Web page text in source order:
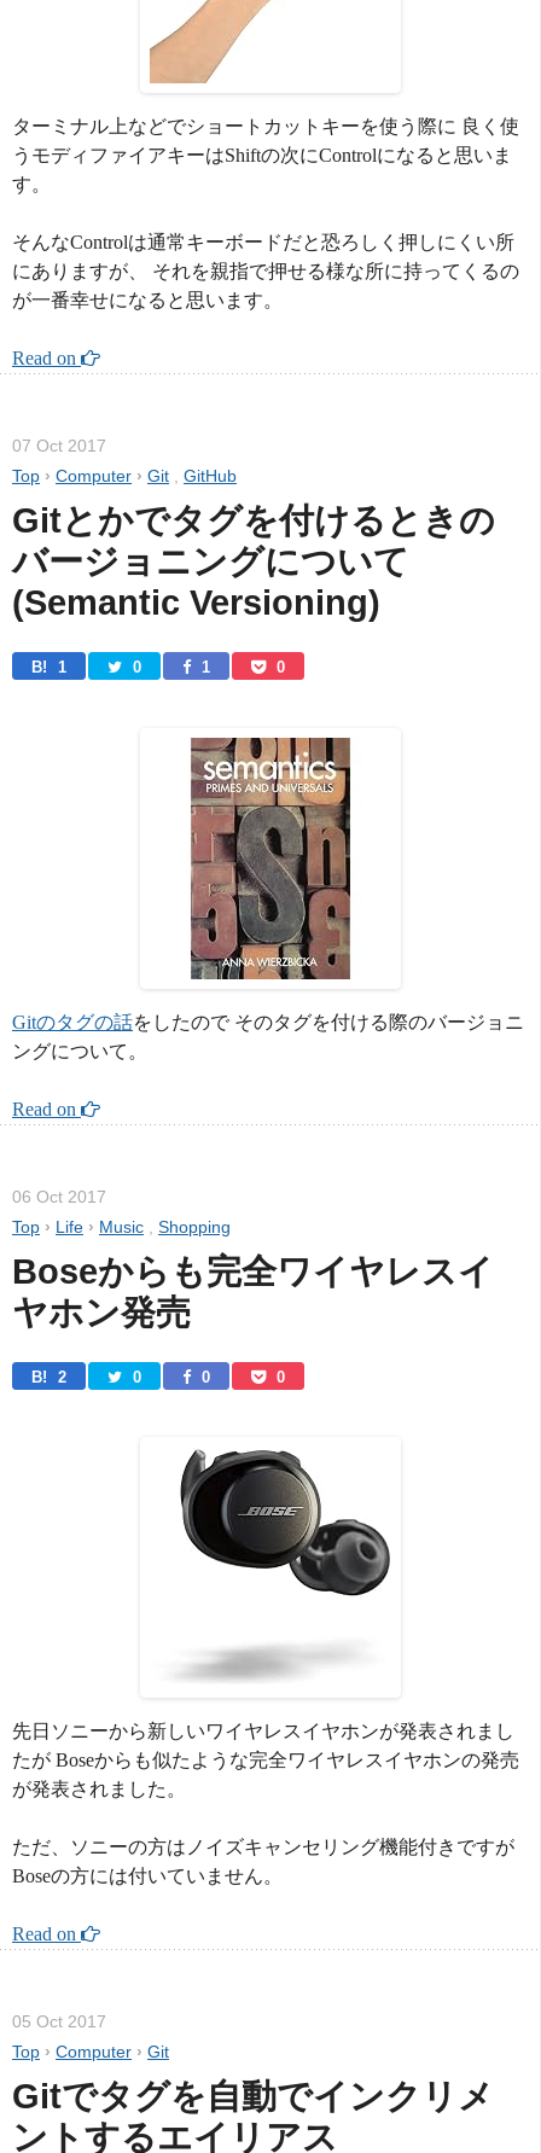
ターミナル上などでショートカットキーを使う際に 良く使
うモディファイアキーはShiftの次にControlになると思いま
す。
そんなControlは通常キーボードだと恐ろしく押しにくい所
にありますが、 それを親指で押せる様な所に持ってくるの
が一番幸せになると思います。
Read on
07 Oct 2017
Top › Computer › Git GitHub
Gitとかでタグを付けるときの
バージョニングについて
(Semantic Versioning)
B! 1 0 1 0
Gitのタグの話をしたので そのタグを付ける際のバージョニ
ングについて。
Read on
06 Oct 2017
Top › Life › Music Shopping
Boseからも完全ワイヤレスイ
ヤホン発売
B! 2 0 0 0
先日ソニーから新しいワイヤレスイヤホンが発表されまし
たが Boseからも似たような完全ワイヤレスイヤホンの発売
が発表されました。
ただ、ソニーの方はノイズキャンセリング機能付きですが
Boseの方には付いていません。
Read on
05 Oct 2017
Top › Computer › Git
Gitでタグを自動でインクリメ
ントするエイリアス